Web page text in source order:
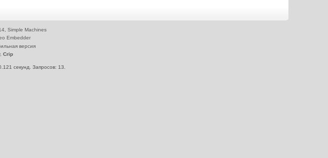
Simple Machines
Embedder
версия
Crip
секунд. Запросов: 13.